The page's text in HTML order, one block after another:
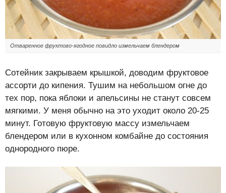
Отваренное фруктово-ягодное повидло измельчаем блендером
Сотейник закрываем крышкой, доводим фруктовое
ассорти до кипения. Тушим на небольшом огне до
тех пор, пока яблоки и апельсины не станут совсем
мягкими. У меня обычно на это уходит около 20-25
минут. Готовую фруктовую массу измельчаем
блендером или в кухонном комбайне до состояния
однородного пюре.